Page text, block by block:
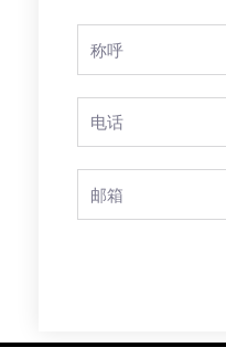
Name
Phone
Email